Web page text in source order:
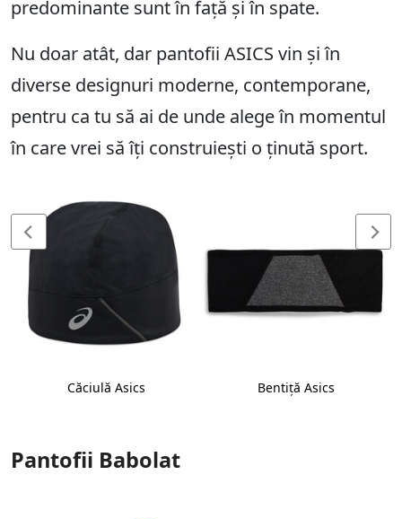
predominante sunt în față și în spate.
Nu doar atât, dar pantofii ASICS vin și în
diverse designuri moderne, contemporane,
pentru ca tu să ai de unde alege în momentul
în care vrei să îți construiești o ținută sport.
Căciulă Asics Bentiță Asics
Pantofii Babolat